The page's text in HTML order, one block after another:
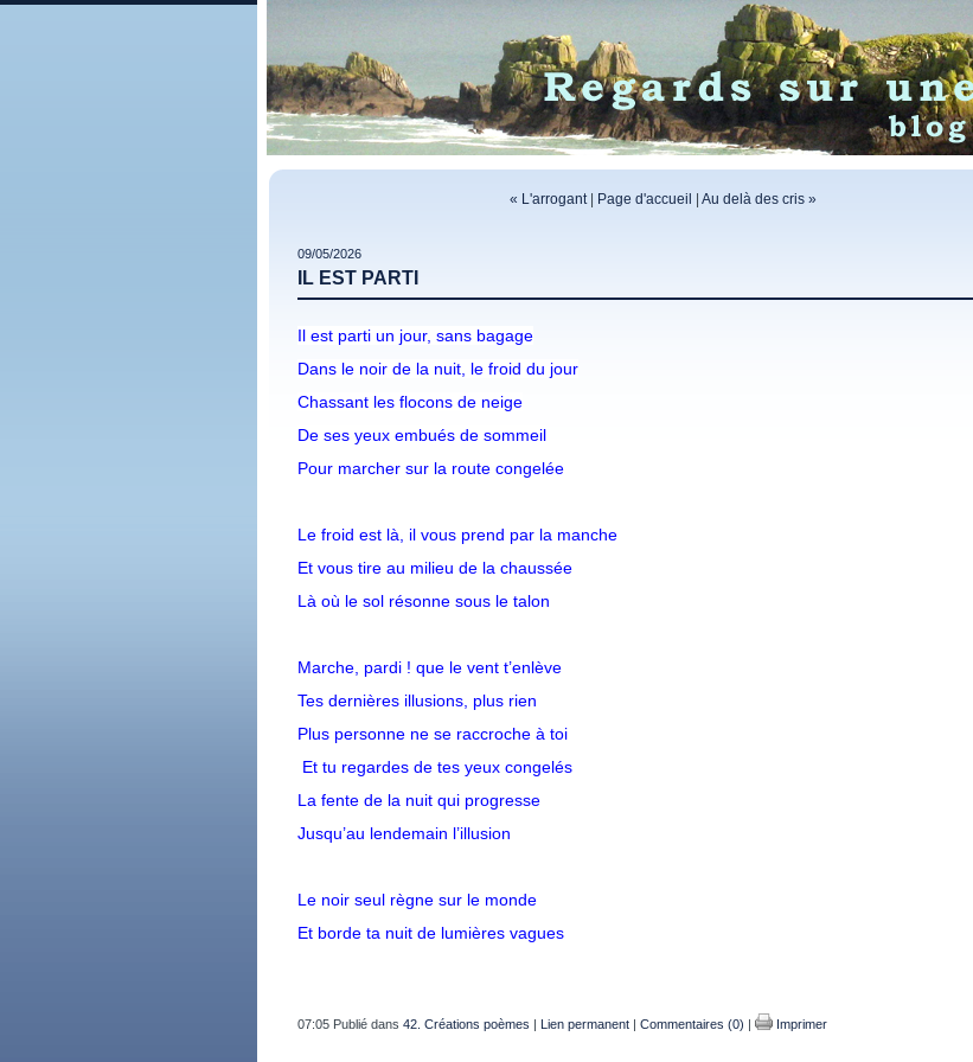
« L'arrogant| Page d'accueil Au delà des cris »
09/05/2026
IL EST PARTI
Il est parti un jour, sans bagage
Dans le noir de la nuit, le froid du jour
Chassant les flocons de neige
De ses yeux embués de sommeil
Pour marcher sur la route congelée
Le froid est là, il vous prend par la manche
Et vous tire au milieu de la chaussée
Là où le sol résonne sous le talon
Marche, pardi ! que le vent t’enlève
Tes dernières illusions, plus rien
Plus personne ne se raccroche à toi
Et tu regardes de tes yeux congelés
La fente de la nuit qui progresse
Jusqu’au lendemain l’illusion
Le noir seul règne sur le monde
Et borde ta nuit de lumières vagues
07:05 Publié dans 42. Créations poèmes | Lien permanent| Commentaires (0) | Imprimer